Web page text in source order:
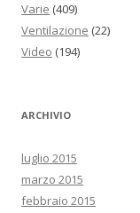
Varie (409)
Ventilazione (22)
Video (194)
ARCHIVIO
luglio 2015
marzo 2015
febbraio 2015